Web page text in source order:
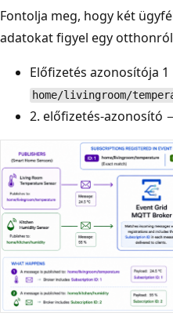
Fontolja meg, hogy két
adatokat figyel egy
Előfizetés azonosítója
home/livingroom/
2. előfizetés-azonosító